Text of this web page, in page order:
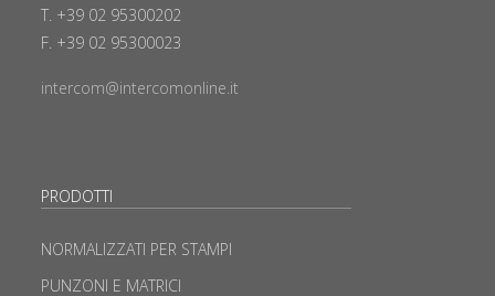
T. +39 02 95300202
F. +39 02 95300023
intercom@intercomonline.it
PRODOTTI
NORMALIZZATI PER STAMPI
PUNZONI E MATRICI